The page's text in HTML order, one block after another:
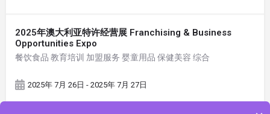
2025年澳大利亚特许经营展 Franchising & Business
Opportunities Expo
餐饮食品 教育培训 加盟服务 婴童用品 保健美容 综合
2025年 7月 26日 - 2025年 7月 27日